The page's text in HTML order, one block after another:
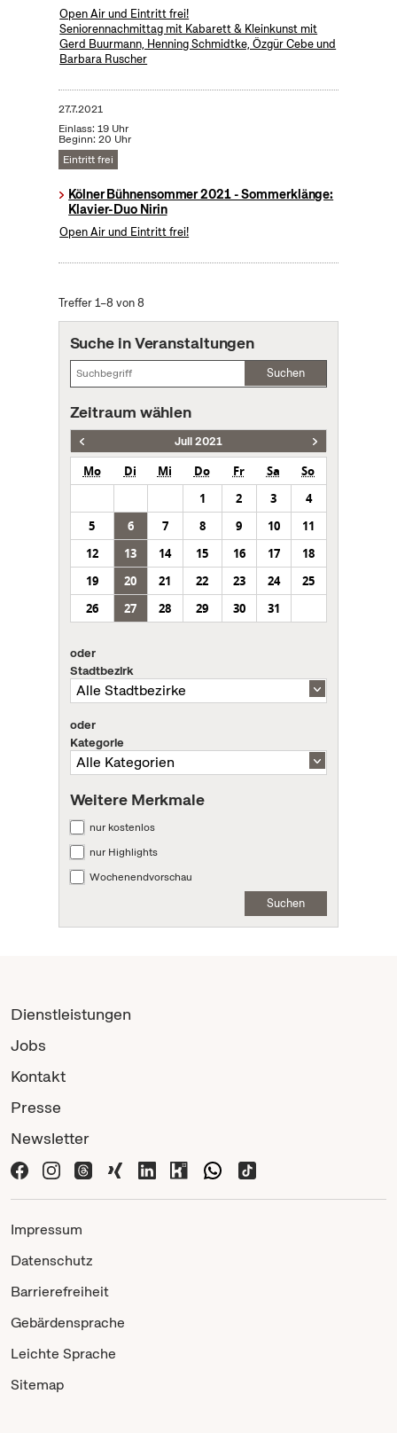
Open Air und Eintritt frei!
Seniorennachmittag mit Kabarett & Kleinkunst mit
Gerd Buurmann, Henning Schmidtke, Özgür Cebe und
Barbara Ruscher
27.7.2021
Einlass: 19 Uhr
Beginn: 20 Uhr
Eintritt frei
Kölner Bühnensommer 2021 - Sommerklänge:
Klavier-Duo Nirin
Open Air und Eintritt frei!
Treffer 1–8 von 8
Suche in Veranstaltungen
Suchen
Zeitraum wählen
Juli 2021
Mo Di Mi Do Fr Sa
So
1
2 3
4
5
6 7 8 9 10
11
12
13 14 15 16 17
18
19
20 21 22 23 24
25
26
27 28 29 30 31
oder
Stadtbezirk
oder
Kategorie
Weitere Merkmale
nur kostenlos
nur Highlights
Wochenendvorschau
Suchen
Dienstleistungen
Jobs
Kontakt
Presse
Newsletter
Impressum
Datenschutz
Barrierefreiheit
Gebärdensprache
Leichte Sprache
Sitemap